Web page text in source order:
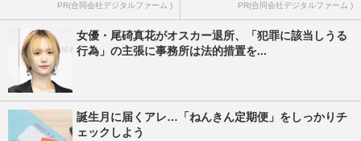
PR(合同会社デジタルファーム ) PR(合同会社デジタルファーム )
女優・尾碕真花がオスカー退所、「犯罪に該当しうる
行為」の主張に事務所は法的措置を...
誕生月に届くアレ…「ねんきん定期便」をしっかりチ
ェックしよう